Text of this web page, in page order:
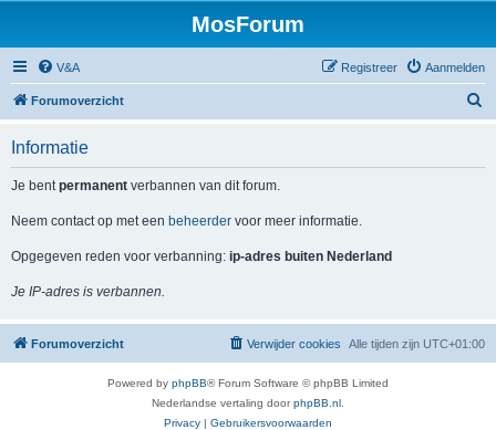
MosForum
V&A Aanmelden
Registreer
Forumoverzicht
Informatie
Je bentpermanent verbannen van dit forum.
Neem contact op met een beheerder voor meer informatie.
Opgegeven reden voor verbanning: ip-adres buiten Nederland
Je IP-adres is verbannen.
Forumoverzicht Alle tijden zijn UTC+01:00
Verwijder cookies
Powered by phpBB® Forum Software © phpBB Limited
Nederlandse vertaling doorphpBB.nl
Privacy | Gebruikersvoorwaarden